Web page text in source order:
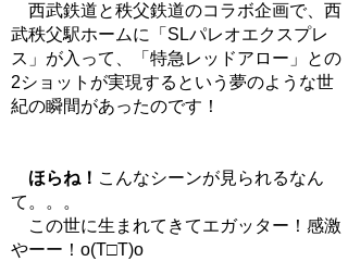
西武鉄道と秩父鉄道のコラボ企画で、西
武秩父駅ホームに「SLパレオエクスプレ
ス」が入って、「特急レッドアロー」との
2ショットが実現するという夢のような世
紀の瞬間があったのです！
ほらね！ こんなシーンが見られるなん
て。。。
この世に生まれてきてエガッター！感激
やーー！o(T□T)o